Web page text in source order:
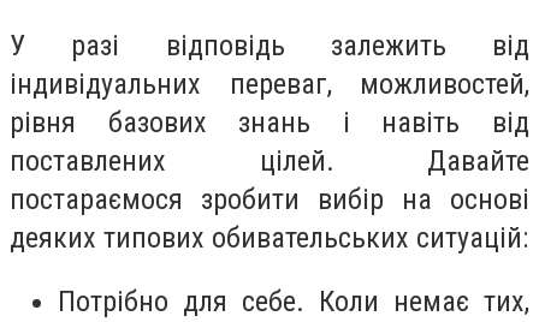
У разі відповідь залежить від
індивідуальних переваг, можливостей,
рівня базових знань і навіть від
поставлених цілей. Давайте
постараємося зробити вибір на основі
деяких типових обивательських ситуацій:
Потрібно для себе. Коли немає тих,